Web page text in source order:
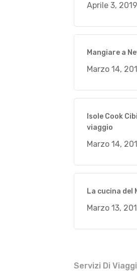
Aprile 3, 2019
Mangiare a
Marzo 14,
Isole Cook
viaggio
Marzo 14,
La cucina del
Marzo 13,
Servizi Di